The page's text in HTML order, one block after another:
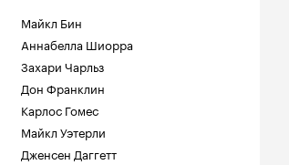
Майкл Бин
Аннабелла Шиорра
Захари Чарльз
Дон Франклин
Карлос Гомес
Майкл Уэтерли
Дженсен Даггетт